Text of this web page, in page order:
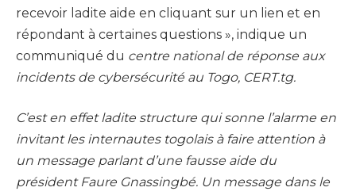
recevoir ladite aide en cliquant sur un lien et en
répondant à certaines questions », indique un
communiqué du centre national de réponse aux
incidents de cybersécurité au Togo, CERT.tg.
C’est en effet ladite structure qui sonne l’alarme en
invitant les internautes togolais à faire attention à
un message parlant d’une fausse aide du
président Faure Gnassingbé. Un message dans le